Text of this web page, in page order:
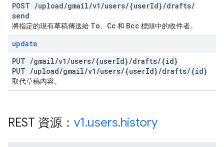
POST /upload/gmail/v1 /users/{userId}/drafts/
send
將指定的現有草稿傳送給 To Cc 和 Bcc 標頭中的收件者。
update
PUT /gmail/v1 /users/{userId}/drafts/{id}
PUT /upload/gmail/v1 /users/{userId}/drafts/{id}
取代草稿內容。
REST 資源： v1.users.history